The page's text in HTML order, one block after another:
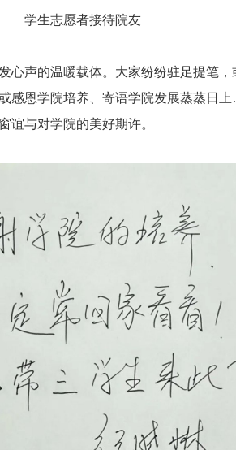
学生志愿者接待院友
心声的温暖载体。大家纷纷驻足提笔
感恩学院培养、寄语学院发展蒸蒸日上
谊与对学院的美好期许。